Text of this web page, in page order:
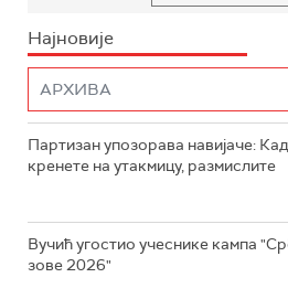
Најновије
Партизан упозорава навијаче:
кренете на утакмицу, размислите
Вучић угостио учеснике кампа
зове 2026"